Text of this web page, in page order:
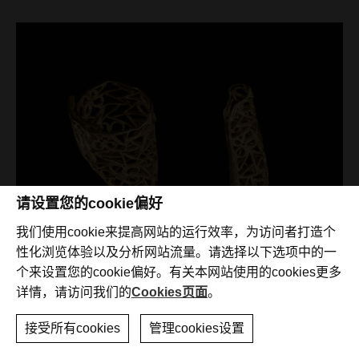
请设置您的cookie偏好
我们使用cookie来提高网站的运行效率，为访问者打造个
性化浏览体验以及分析网站流量。请选择以下选项中的一
个来设置您的cookie偏好。有关本网站使用的cookies更多
详情，请访问我们的Cookies页面。
接受所有cookies 管理cookies设置